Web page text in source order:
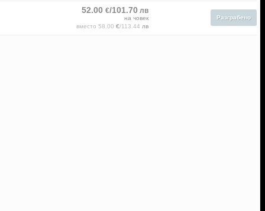
52.00 €/101.70 лв
на човек
вместо 58.00 €/113.44 лв
Разграбено